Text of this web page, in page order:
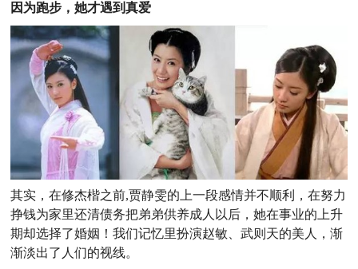
因为跑步，她才遇到真爱
其实，在修杰楷之前,贾静雯的上一段感情并不顺利，在努力
挣钱为家里还清债务把弟弟供养成人以后，她在事业的上升
期却选择了婚姻！我们记忆里扮演赵敏、武则天的美人，渐
渐淡出了人们的视线。